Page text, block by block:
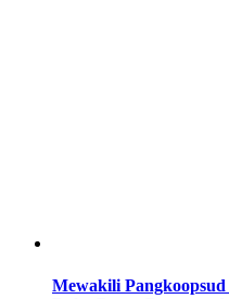
Mewakili